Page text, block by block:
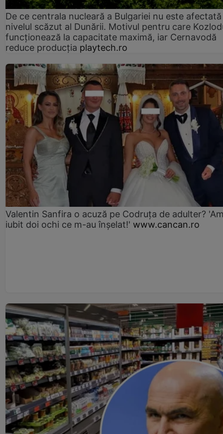
De ce centrala nucleară a Bulgariei nu este
nivelul scăzut al Dunării. Motivul pentru care
funcționează la capacitate maximă, iar Cernavodă
reduce producția playtech.ro
Valentin Sanfira o acuză pe Codruța de adulter?
iubit doi ochi ce m-au înșelat!' www.cancan.ro